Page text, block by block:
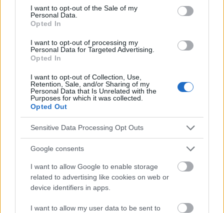
consent section.
I want to opt-out of the Sale of my
Personal Data.
Opted In
I want to opt-out of processing my
Personal Data for Targeted Advertising.
Opted In
I want to opt-out of Collection, Use,
Retention, Sale, and/or Sharing of my
Personal Data that Is Unrelated with the
Purposes for which it was collected.
Opted Out
Sensitive Data Processing Opt Outs
Google consents
I want to allow Google to enable storage
related to advertising like cookies on web or
device identifiers in apps.
I want to allow my user data to be sent to
Les avantages de la pratique du basket-ball
Voir aussi en
Le contenu et les documents de ce site Web sont éducatifs et
informatifs. L'éditeur et les éditeurs du site ne sont pas
conseils et astuces contenus dans le site, vous devez
absolument consulter votre médecin.
Publicité: